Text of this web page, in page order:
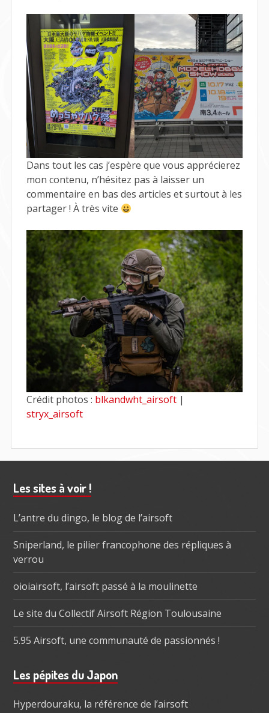
Dans tout les cas j’espère que vous apprécierez
mon contenu, n’hésitez pas à laisser un
commentaire en bas des articles et surtout à les
partager ! À très vite
Crédit photos : blkandwht_airsoft|
stryx_airsoft
Barre
subsidiaire
Les sites à voir !
L’antre du dingo, le blog de l’airsoft
Sniperland, le pilier francophone des répliques à
verrou
oioiairsoft, l’airsoft passé à la moulinette
Le site du Collectif Airsoft Région Toulousaine
5.95 Airsoft, une communauté de passionnés !
Les pépites du Japon
Hyperdouraku, la référence de l’airsoft